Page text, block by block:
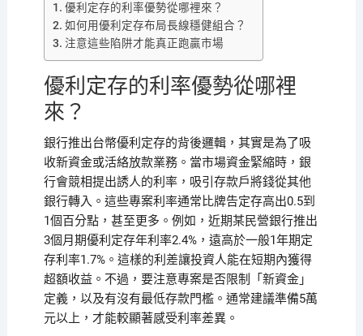
優利定存的利率優勢從哪裡來？
如何用優利定存布局長線穩健組合？
注意這些陷阱才能真正跑贏市場
優利定存的利率優勢從哪裡
來？
銀行推出台幣優利定存的背後邏輯，其實是為了吸
收新資金或活絡放款業務。當市場資金緊縮時，銀
行會競相提出誘人的利率，吸引存款戶將錢從其他
銀行轉入。這些專案利率通常比牌告定存高出0.5到
1個百分點，甚至更多。例如，近期某民營銀行推出
3個月期優利定存年利率2.4%，遠高於一般1年期定
存利率1.7%。這樣的利差讓投資人能在短期內獲得
超額收益。不過，要注意專案是否限制「新資金」
定義，以及有沒有最低存款門檻。通常建議準備5萬
元以上，才能較顯著感受利率差異。